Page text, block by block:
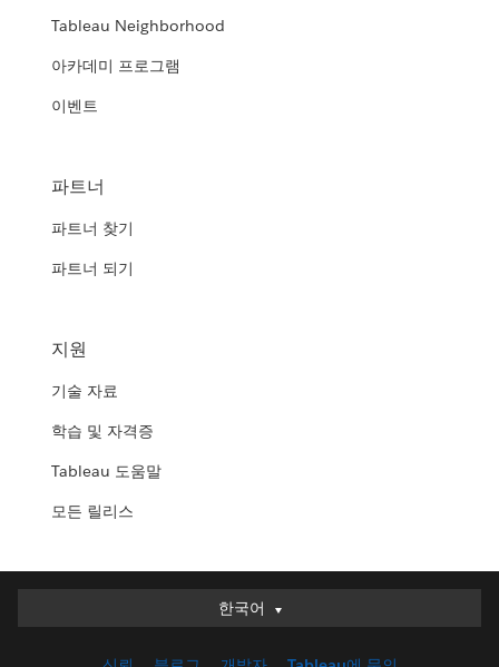
Tableau Neighborhood
아카데미 프로그램
이벤트
파트너
파트너 찾기
파트너 되기
지원
기술 자료
학습 및 자격증
Tableau 도움말
모든 릴리스
한국어
한국어